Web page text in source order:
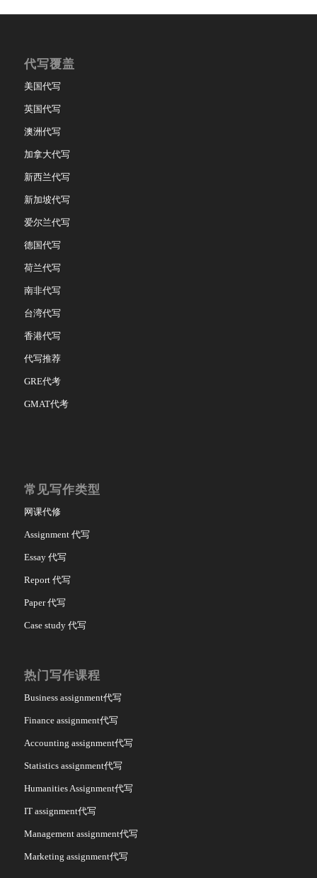
代写覆盖
美国代写
英国代写
澳洲代写
加拿大代写
新西兰代写
新加坡代写
爱尔兰代写
德国代写
荷兰代写
南非代写
台湾代写
香港代写
代写推荐
GRE代考
GMAT代考
常见写作类型
网课代修
Assignment 代写
Essay 代写
Report 代写
Paper 代写
Case study 代写
热门写作课程
Business assignment代写
Finance assignment代写
Accounting assignment代写
Statistics assignment代写
Humanities Assignment代写
IT assignment代写
Management assignment代写
Marketing assignment代写